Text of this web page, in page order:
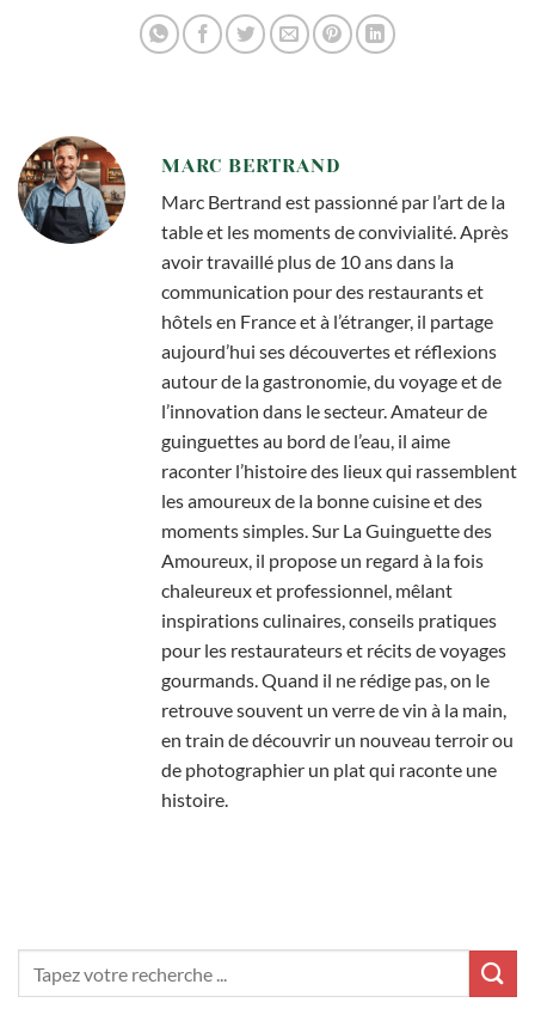
MARC BERTRAND
Marc Bertrand est passionné par l’art de la
table et les moments de convivialité. Après
avoir travaillé plus de 10 ans dans la
communication pour des restaurants et
hôtels en France et à l’étranger, il partage
aujourd’hui ses découvertes et réflexions
autour de la gastronomie, du voyage et de
l’innovation dans le secteur. Amateur de
guinguettes au bord de l’eau, il aime
raconter l’histoire des lieux qui rassemblent
les amoureux de la bonne cuisine et des
moments simples. Sur La Guinguette des
Amoureux, il propose un regard à la fois
chaleureux et professionnel, mêlant
inspirations culinaires, conseils pratiques
pour les restaurateurs et récits de voyages
gourmands. Quand il ne rédige pas, on le
retrouve souvent un verre de vin à la main,
en train de découvrir un nouveau terroir ou
de photographier un plat qui raconte une
histoire.